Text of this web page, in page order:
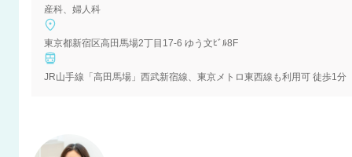
産科、婦人科
東京都新宿区高田馬場2丁目17-6 ゆう文ﾋﾞﾙ8F
JR山手線「高田馬場」西武新宿線、東京メトロ東西線も利用可 徒歩1分